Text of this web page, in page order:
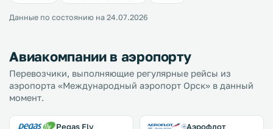
Данные по состоянию на 24.07.2026
Авиакомпании в аэропорту
Перевозчики, выполняющие регулярные рейсы из
аэропорта «Международный аэропорт Орск» в данный
момент.
Pegas Fly Аэрофлот